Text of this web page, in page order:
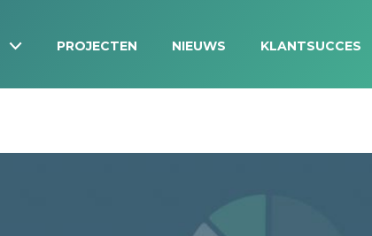
PROJECTEN NIEUWS KLANTSUCCES